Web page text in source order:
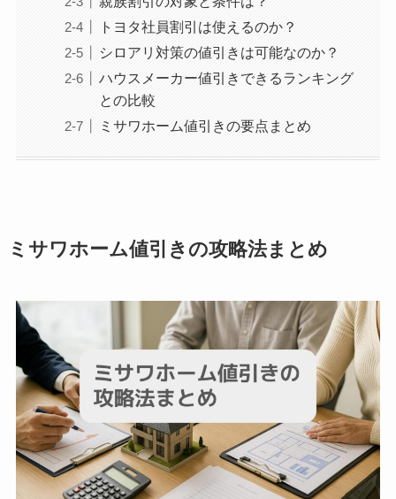
トヨタ社員割引は使えるのか？
シロアリ対策の値引きは可能なのか？
ハウスメーカー値引きできるランキング
との比較
ミサワホーム値引きの要点まとめ
ミサワホーム値引きの攻略法まとめ